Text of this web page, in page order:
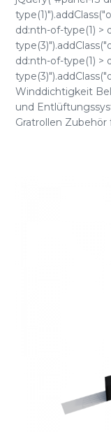
dd:nth-of-type(1) >
dd:nth-of-type(1) >
Winddichtigkeit
und
Gratrollen